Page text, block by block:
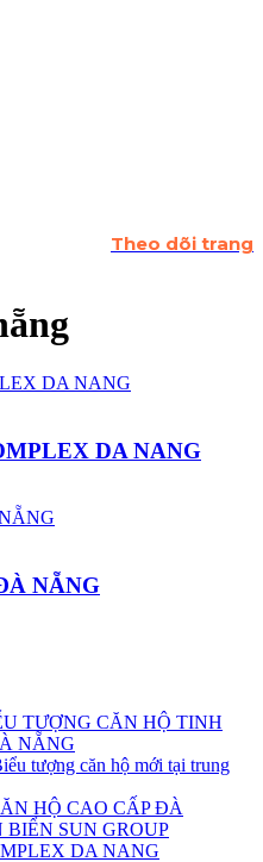
Theo dõi trang
DA NANG
NẴNG
TƯỢNG CĂN HỘ TINH
NẴNG
tượng căn hộ mới tại trung
HỘ CAO CẤP ĐÀ
SUN GROUP
DA NANG